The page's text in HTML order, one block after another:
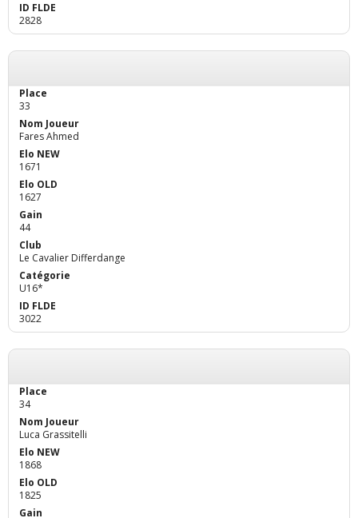
2828
33
Fares Ahmed
1671
1627
44
Le Cavalier Differdange
U16*
3022
34
Luca Grassitelli
1868
1825